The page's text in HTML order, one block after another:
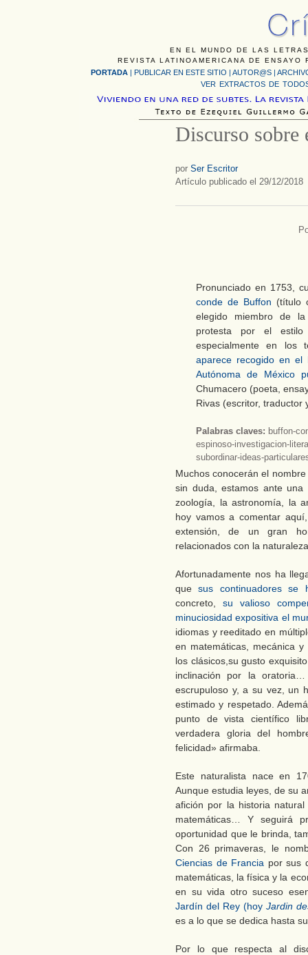
EN EL MUNDO DE LAS
REVISTA LATINOAMERICANA DE
PORTADA | PUBLICAR EN ESTE SITIO | AUTOR@S |
VER EXTRACTOS DE
Discurso sobre
por Ser Escritor
Artículo publicado el 29/12/2018
Pronunciado en 1753,
conde de Buffon (título
elegido miembro de
protesta por el estilo
especialmente en los
aparece recogido en el
Autónoma de México
Chumacero (poeta,
Rivas (escritor, traductor
Palabras claves: buffon-
espinoso-investigacion-
subordinar-ideas-
Muchos conocerán el
sin duda, estamos ante
zoología, la astronomía, la
hoy vamos a comentar
extensión, de un gran
relacionados con la
Afortunadamente nos ha
quesus continuadores se
concreto, su valioso
minuciosidad expositiva el
idiomas y reeditado en
en matemáticas, mecánica
los clásicos,su gusto
inclinación por la
escrupuloso y, a su vez, un
estimado y respetado.
punto de vista científico
verdadera gloria del
felicidad» afirmaba.
Este naturalista nace en
Aunque estudia leyes, de su
afición por la historia
matemáticas… Y seguirá
oportunidad que le brinda,
Con 26 primaveras, le
Ciencias de Francia por sus
matemáticas, la física y la
en su vida otro suceso
Jardín del Rey (hoy Jardin
es a lo que se dedica hasta
Por lo que respecta al